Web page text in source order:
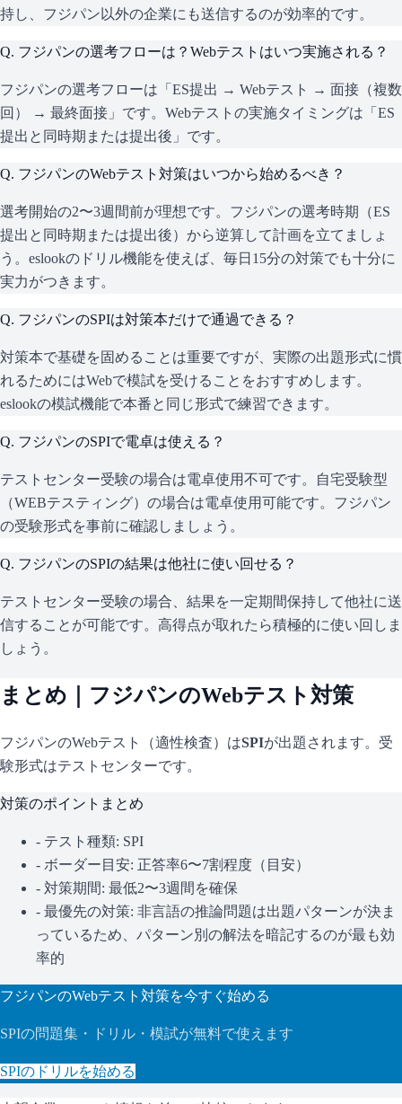
持し、フジパン以外の企業にも送信するのが効率的です。
Q. フジパンの選考フローは？Webテストはいつ実施される？
フジパンの選考フローは「ES提出 → Webテスト → 面接（複数
回） → 最終面接」です。Webテストの実施タイミングは「ES
提出と同時期または提出後」です。
Q. フジパンのWebテスト対策はいつから始めるべき？
選考開始の2〜3週間前が理想です。フジパンの選考時期（ES
提出と同時期または提出後）から逆算して計画を立てましょ
う。eslookのドリル機能を使えば、毎日15分の対策でも十分に
実力がつきます。
Q. フジパンのSPIは対策本だけで通過できる？
対策本で基礎を固めることは重要ですが、実際の出題形式に慣
れるためにはWebで模試を受けることをおすすめします。
eslookの模試機能で本番と同じ形式で練習できます。
Q. フジパンのSPIで電卓は使える？
テストセンター受験の場合は電卓使用不可です。自宅受験型
（WEBテスティング）の場合は電卓使用可能です。フジパン
の受験形式を事前に確認しましょう。
Q. フジパンのSPIの結果は他社に使い回せる？
テストセンター受験の場合、結果を一定期間保持して他社に送
信することが可能です。高得点が取れたら積極的に使い回しま
しょう。
まとめ｜ フジパンのWebテスト対策
フジパンのWebテスト（適性検査）はSPIが出題されます。 受
験形式はテストセンターです。
対策のポイントまとめ
- テスト種類: SPI
- ボーダー目安: 正答率6〜7割程度（目安）
- 対策期間: 最低2〜3週間を確保
- 最優先の対策: 非言語の推論問題は出題パターンが決ま
っているため、パターン別の解法を暗記するのが最も効
率的
フジパンのWebテスト対策を今すぐ始める
SPIの問題集・ドリル・模試が無料で使えます
SPIのドリルを始める